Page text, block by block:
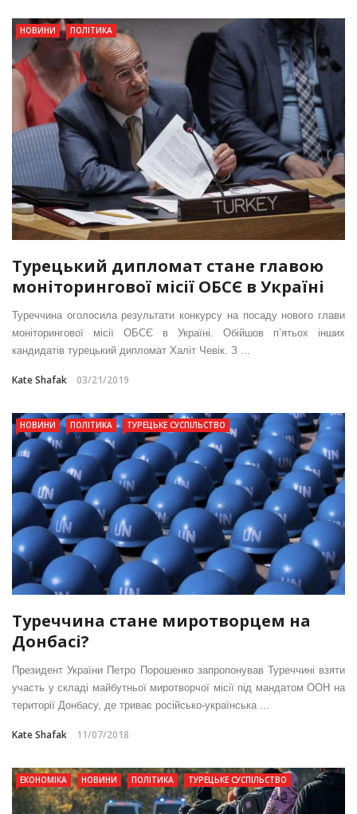
НОВИНИ ПОЛІТИКА
Турецький дипломат стане главою
моніторингової місії ОБСЄ в Україні
Туреччина оголосила результати конкурсу на посаду нового глави
моніторингової місії ОБСЄ в Україні. Обійшов п’ятьох інших
кандидатів турецький дипломат Халіт Чевік. З ...
Kate Shafak 03/21/2019
НОВИНИ ПОЛІТИКА ТУРЕЦЬКЕ СУСПІЛЬСТВО
Туреччина стане миротворцем на
Донбасі?
Президент України Петро Порошенко запропонував Туреччині взяти
участь у складі майбутньої миротворчої місії під мандатом ООН на
території Донбасу, де триває російсько-українська ...
Kate Shafak 11/07/2018
ЕКОНОМІКА НОВИНИ ПОЛІТИКА ТУРЕЦЬКЕ СУСПІЛЬСТВО